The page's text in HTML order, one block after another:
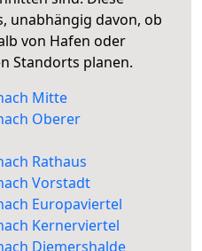
unabhängig davon, ob
von Hafen oder
Standorts planen.
Mitte
Oberer
Rathaus
Vorstadt
Europaviertel
Kernerviertel
Diemershalde